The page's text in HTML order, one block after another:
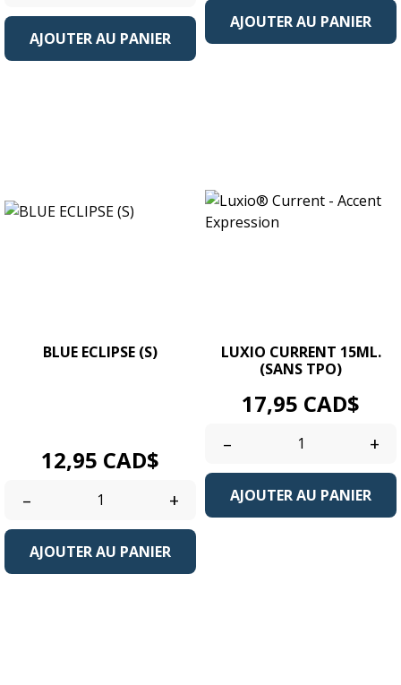
AJOUTER AU PANIER
AJOUTER AU PANIER
BLUE ECLIPSE (S)
Prix
12,95 CAD$
– +
AJOUTER AU PANIER
LUXIO CURRENT 15ML.
(SANS TPO)
Prix
17,95 CAD$
– +
AJOUTER AU PANIER